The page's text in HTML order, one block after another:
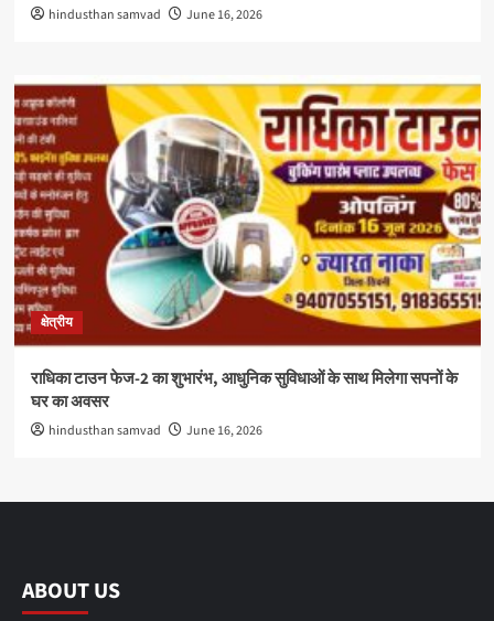
hindusthan samvad June 16, 2026
क्षेत्रीय
राधिका टाउन फेज-2 का शुभारंभ, आधुनिक सुविधाओं के साथ मिलेगा सपनों के
घर का अवसर
hindusthan samvad June 16, 2026
ABOUT US